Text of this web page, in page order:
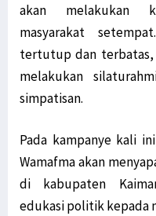
akan melakukan
masyarakat
tertutup dan terbatas,
melakukan
simpatisan.
Pada kampanye kali
Wamafma akan
di kabupaten
edukasi politik kepada